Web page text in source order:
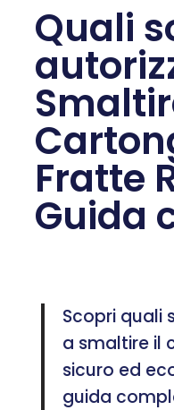
Quali
Fratte
Guida
Scopri quali
a smaltire il
sicuro ed
guida